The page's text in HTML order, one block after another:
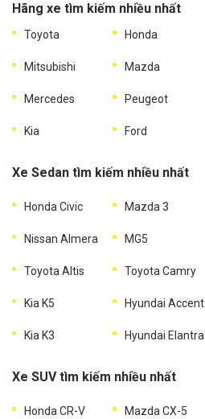
Hãng xe tìm kiếm nhiều nhất
Toyota Honda
Mitsubishi Mazda
Mercedes Peugeot
Kia Ford
Xe Sedan tìm kiếm nhiều nhất
Honda Civic Mazda 3
Nissan Almera MG5
Toyota Altis Toyota Camry
Kia K5 Hyundai Accent
Kia K3 Hyundai Elantra
Xe SUV tìm kiếm nhiều nhất
Honda CR-V Mazda CX-5